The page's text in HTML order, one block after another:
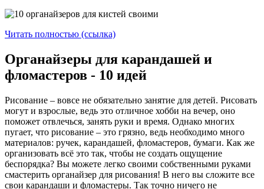
Читать полностью (ссылка)
Органайзеры для карандашей и
фломастеров - 10 идей
Рисование – вовсе не обязательно занятие для детей. Рисовать
могут и взрослые, ведь это отличное хобби на вечер, оно
поможет отвлечься, занять руки и время. Однако многих
пугает, что рисование – это грязно, ведь необходимо много
материалов: ручек, карандашей, фломастеров, бумаги. Как же
организовать всё это так, чтобы не создать ощущение
беспорядка? Вы можете легко своими собственными руками
смастерить органайзер для рисования! В него вы сложите все
свои карандаши и фломастеры. Так точно ничего не